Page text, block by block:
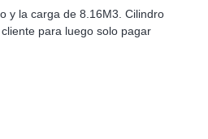
y la carga de 8.16M3. Cilindro
para luego solo pagar